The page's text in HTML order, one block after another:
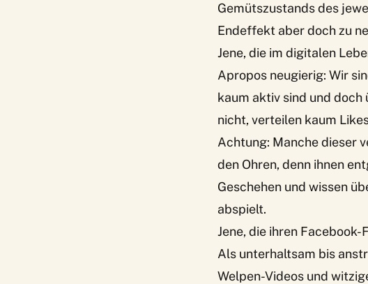
Gemütszustands des
Endeffekt aber doch zu
Jene, die im digitalen
Apropos neugierig: Wir
kaum aktiv sind und doch
nicht, verteilen kaum
Achtung: Manche dieser
den Ohren, denn ihnen
Geschehen und wissen
abspielt.
Jene, die ihren
Als unterhaltsam bis
Welpen-Videos und